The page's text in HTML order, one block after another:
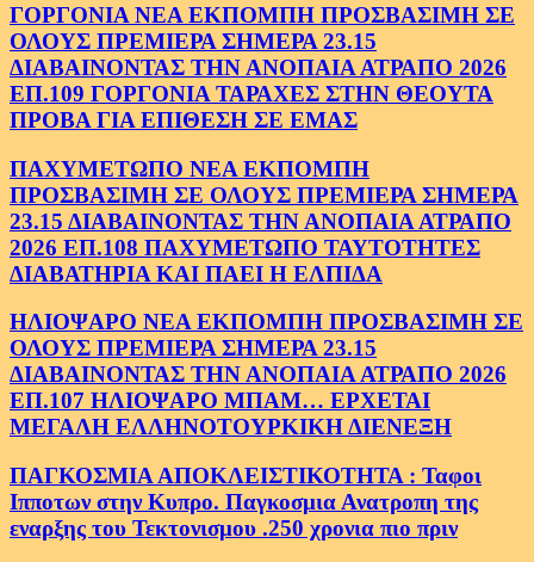
ΓΟΡΓΟΝΙΑ ΝΕΑ ΕΚΠΟΜΠΗ ΠΡΟΣΒΑΣΙΜΗ ΣΕ
ΟΛΟΥΣ ΠΡΕΜΙΕΡΑ ΣΗΜΕΡΑ 23.15
ΔΙΑΒΑΙΝΟΝΤΑΣ ΤΗΝ ΑΝΟΠΑΙΑ ΑΤΡΑΠΟ 2026
ΕΠ.109 ΓΟΡΓΟΝΙΑ ΤΑΡΑΧΕΣ ΣΤΗΝ ΘΕΟΥΤΑ
ΠΡΟΒΑ ΓΙΑ ΕΠΙΘΕΣΗ ΣΕ ΕΜΑΣ
ΠΑΧΥΜΕΤΩΠΟ ΝΕΑ ΕΚΠΟΜΠΗ
ΠΡΟΣΒΑΣΙΜΗ ΣΕ ΟΛΟΥΣ ΠΡΕΜΙΕΡΑ ΣΗΜΕΡΑ
23.15 ΔΙΑΒΑΙΝΟΝΤΑΣ ΤΗΝ ΑΝΟΠΑΙΑ ΑΤΡΑΠΟ
2026 ΕΠ.108 ΠΑΧΥΜΕΤΩΠΟ ΤΑΥΤΟΤΗΤΕΣ
ΔΙΑΒΑΤΗΡΙΑ ΚΑΙ ΠΑΕΙ Η ΕΛΠΙΔΑ
ΗΛΙΟΨΑΡΟ ΝΕΑ ΕΚΠΟΜΠΗ ΠΡΟΣΒΑΣΙΜΗ ΣΕ
ΟΛΟΥΣ ΠΡΕΜΙΕΡΑ ΣΗΜΕΡΑ 23.15
ΔΙΑΒΑΙΝΟΝΤΑΣ ΤΗΝ ΑΝΟΠΑΙΑ ΑΤΡΑΠΟ 2026
ΕΠ.107 ΗΛΙΟΨΑΡΟ ΜΠΑΜ… ΕΡΧΕΤΑΙ
ΜΕΓΑΛΗ ΕΛΛΗΝΟΤΟΥΡΚΙΚΗ ΔΙΕΝΕΞΗ
ΠΑΓΚΟΣΜΙΑ ΑΠΟΚΛΕΙΣΤΙΚΟΤΗΤΑ : Ταφοι
Ιπποτων στην Κυπρο. Παγκοσμια Ανατροπη της
εναρξης του Τεκτονισμου .250 χρονια πιο πριν